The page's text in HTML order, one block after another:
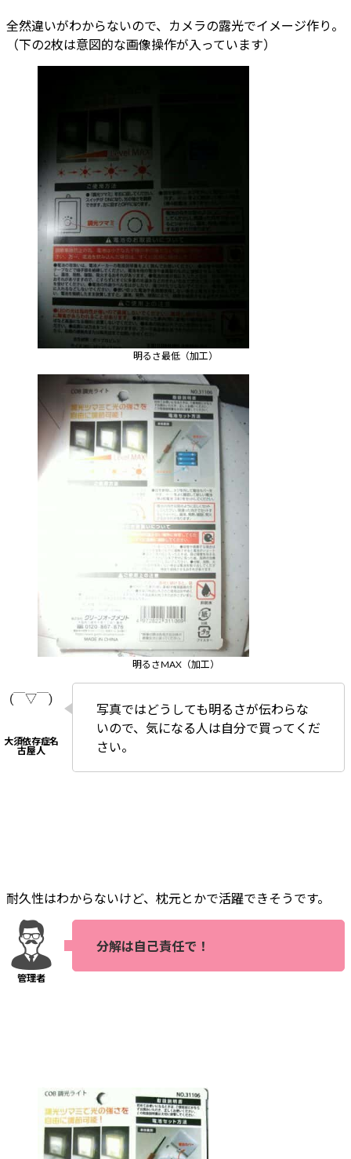
全然違いがわからないので、カメラの露光でイメージ作り。
（下の2枚は意図的な画像操作が入っています）
明るさ最低（加工）
明るさMAX（加工）
写真ではどうしても明るさが伝わらな
いので、気になる人は自分で買ってくだ
さい。
耐久性はわからないけど、枕元とかで活躍できそうです。
分解は自己責任で！